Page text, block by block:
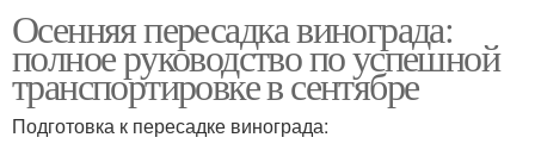
Осенняя пересадка винограда:
полное руководство по успешной
транспортировке в сентябре
Подготовка к пересадке винограда: